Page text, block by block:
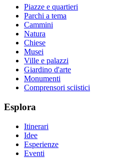
Piazze e quartieri
Parchi a tema
Cammini
Natura
Chiese
Musei
Ville e palazzi
Giardino d'arte
Monumenti
Comprensori sciistici
Esplora
Itinerari
Idee
Esperienze
Eventi